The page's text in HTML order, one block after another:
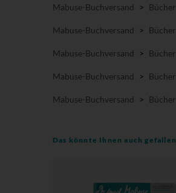
Mabuse-Buchversand > Bücher
Mabuse-Buchversand > Bücher
Mabuse-Buchversand > Bücher
Mabuse-Buchversand > Bücher
Mabuse-Buchversand > Bücher
Das könnte Ihnen auch gefallen